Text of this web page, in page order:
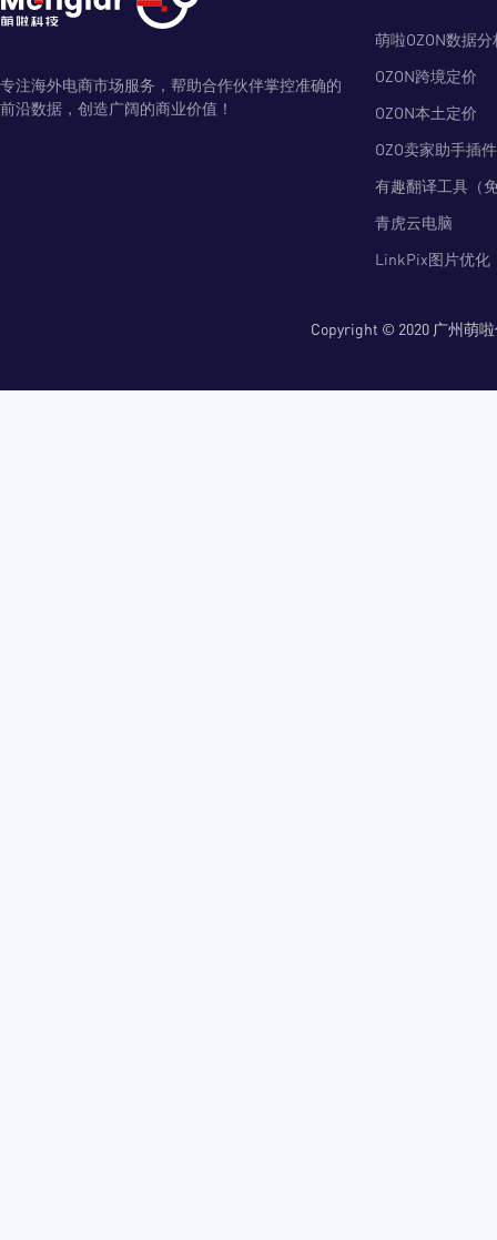
专注海外电商市场服务，帮助合作伙伴掌控准确的
前沿数据，创造广阔的商业价值！
萌啦OZON数据分
OZON跨境定价
OZON本土定价
OZO卖家助手插件
有趣翻译工具（
青虎云电脑
LinkPix图片优化
Copyright © 2020 广州萌